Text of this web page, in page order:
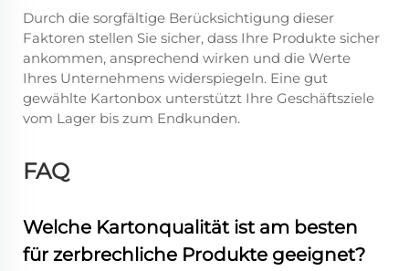
Durch die sorgfältige Berücksichtigung dieser
Faktoren stellen Sie sicher, dass Ihre Produkte sicher
ankommen, ansprechend wirken und die Werte
Ihres Unternehmens widerspiegeln. Eine gut
gewählte Kartonbox unterstützt Ihre Geschäftsziele
vom Lager bis zum Endkunden.
FAQ
Welche Kartonqualität ist am besten
für zerbrechliche Produkte geeignet?